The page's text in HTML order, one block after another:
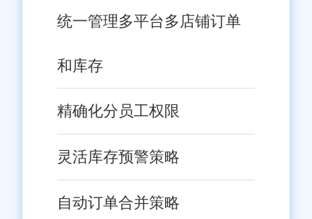
统一管理多平台多店铺订单
和库存
精确化分员工权限
灵活库存预警策略
自动订单合并策略